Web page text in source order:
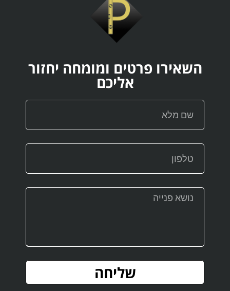
השאירו פרטים ומומחה יחזור
אליכם
שליחה